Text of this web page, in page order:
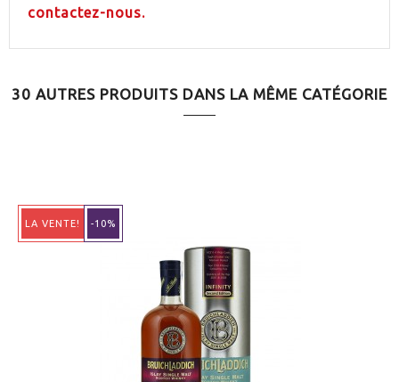
contactez-nous.
30 AUTRES PRODUITS DANS LA MÊME CATÉGORIE
LA VENTE! -10%